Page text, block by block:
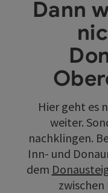
Dann
Hier geht es
weiter.
nachklingen.
Inn- und
dem